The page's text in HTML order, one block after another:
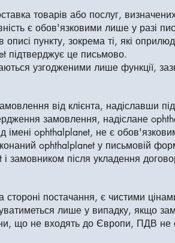
товарів або послуг,
є обов'язковими лише у разі
в описі пункту, зокрема ті, які
підтверджує це письмово.
узгодженими лише функції,
від клієнта, надіславши
замовлення, надіслане
імені ophthalplanet, не є
ophthalplanet у письмовій
і замовником після укладення
постачання, є чистими
лише у випадку, якщо
що не входять до Європи, ПДВ не